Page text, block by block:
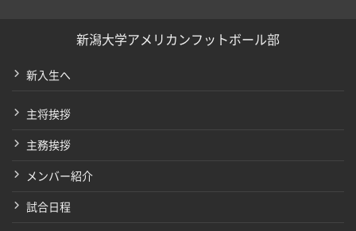
新潟大学アメリカンフットボール部
新入生へ
主将挨拶
主務挨拶
メンバー紹介
試合日程